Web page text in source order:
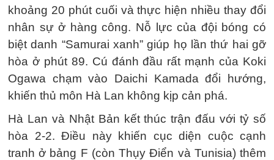
khoảng 20 phút cuối và thực hiện nhiều thay đổi
nhân sự ở hàng công. Nỗ lực của đội bóng có
biệt danh “Samurai xanh” giúp họ lần thứ hai gỡ
hòa ở phút 89. Cú đánh đầu rất mạnh của Koki
Ogawa chạm vào Daichi Kamada đổi hướng,
khiến thủ môn Hà Lan không kịp cản phá.
Hà Lan và Nhật Bản kết thúc trận đấu với tỷ số
hòa 2-2. Điều này khiến cục diện cuộc cạnh
tranh ở bảng F (còn Thụy Điển và Tunisia) thêm